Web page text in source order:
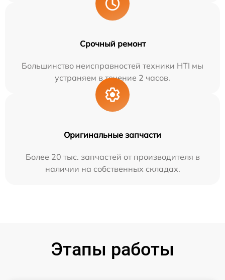
Срочный ремонт
Большинство неисправностей техники HTI мы
устраняем в течение 2 часов.
Оригинальные запчасти
Более 20 тыс. запчастей от производителя в
наличии на собственных складах.
Этапы работы